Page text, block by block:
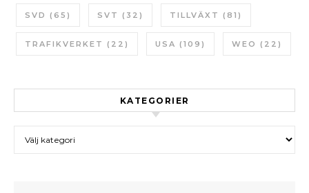
SVD (65) SVT (32) TILLVÄXT (81)
TRAFIKVERKET (22) USA (109) WEO (22)
KATEGORIER